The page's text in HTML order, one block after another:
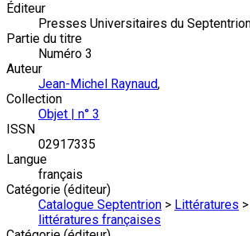
Éditeur
Presses Universitaires du
Partie du titre
Numéro 3
Auteur
Jean-Michel Raynaud,
Collection
Objet | n° 3
ISSN
02917335
Langue
français
Catégorie (éditeur)
Catalogue Septentrion > Littératures >
littératures françaises